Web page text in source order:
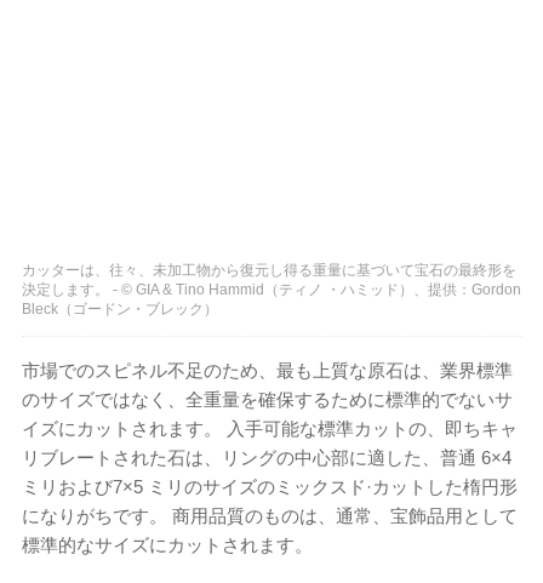
カッターは、往々、未加工物から復元し得る重量に基づいて宝石の最終形を
決定します。 - © GIA & Tino Hammid（ティノ ・ハミッド）、提供：Gordon
Bleck（ゴードン・ブレック）
市場でのスピネル不足のため、最も上質な原石は、業界標準
のサイズではなく、全重量を確保するために標準的でないサ
イズにカットされます。 入手可能な標準カットの、即ちキャ
リブレートされた石は、リングの中心部に適した、普通 6×4
ミリおよび7×5 ミリのサイズのミックスド·カットした楕円形
になりがちです。 商用品質のものは、通常、宝飾品用として
標準的なサイズにカットされます。